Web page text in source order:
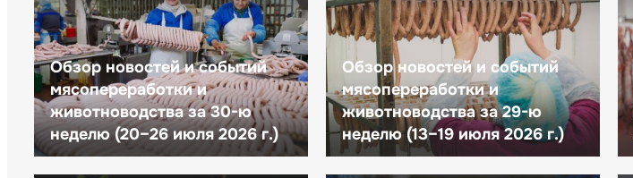
Обзор новостей и событий
мясопереработки и
животноводства за 30-ю
неделю (20–26 июля 2026 г.)
Обзор новостей и событий
мясопереработки и
животноводства за 29-ю
неделю (13–19 июля 2026 г.)